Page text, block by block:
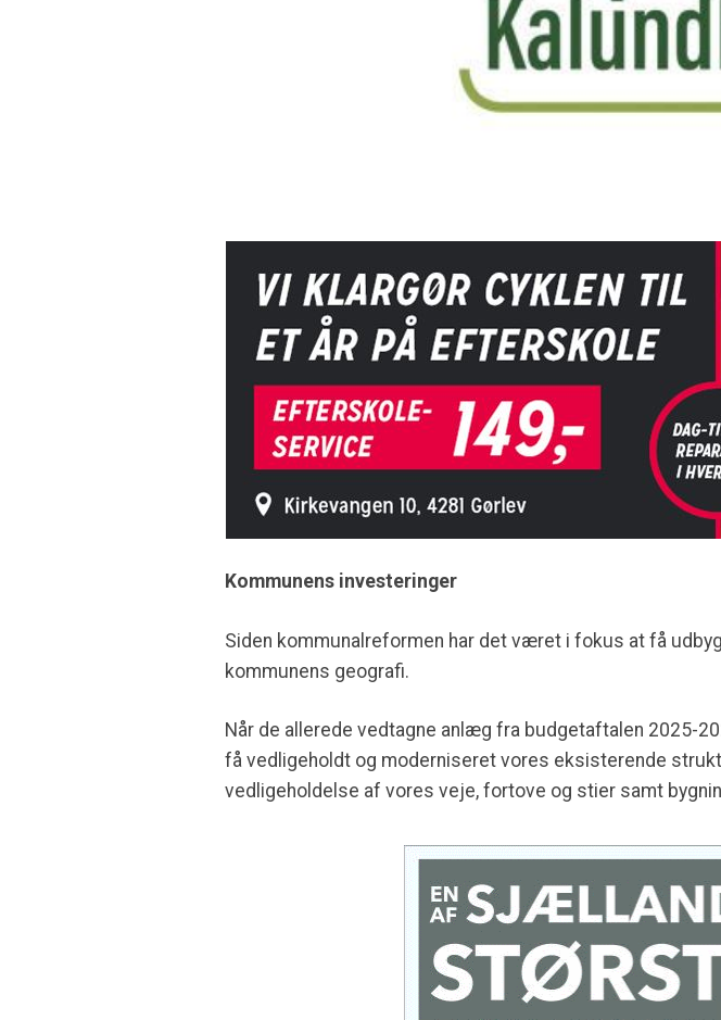
Kommunens investeringer
Siden kommunalreformen har det været i fokus at få
kommunens geografi.
Når de allerede vedtagne anlæg fra budgetaftalen 2025-
få vedligeholdt og moderniseret vores eksisterende
vedligeholdelse af vores veje, fortove og stier samt